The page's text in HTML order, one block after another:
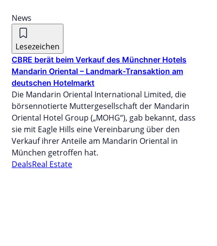
News
Lesezeichen
CBRE berät beim Verkauf des Münchner Hotels
Mandarin Oriental – Landmark-Transaktion am
deutschen Hotelmarkt
Die Mandarin Oriental International Limited, die
börsennotierte Muttergesellschaft der Mandarin
Oriental Hotel Group („MOHG“), gab bekannt, dass
sie mit Eagle Hills eine Vereinbarung über den
Verkauf ihrer Anteile am Mandarin Oriental in
München getroffen hat.
DealsReal Estate